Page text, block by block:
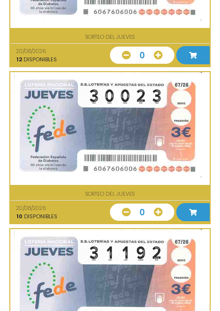
SORTEO DEL JUEVES
20/08/2026
12 DISPONIBLES 0
SORTEO DEL JUEVES
20/08/2026
10 DISPONIBLES 0